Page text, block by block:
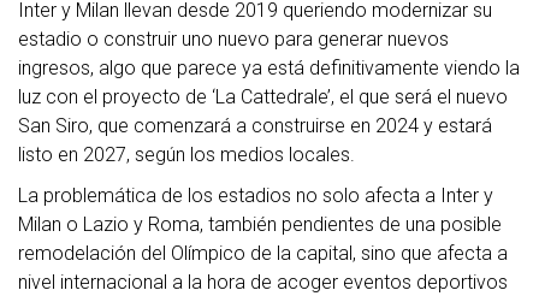
Inter y Milan llevan desde 2019 queriendo modernizar su
estadio o construir uno nuevo para generar nuevos
ingresos, algo que parece ya está definitivamente viendo la
luz con el proyecto de ‘La Cattedrale’, el que será el nuevo
San Siro, que comenzará a construirse en 2024 y estará
listo en 2027, según los medios locales.
La problemática de los estadios no solo afecta a Inter y
Milan o Lazio y Roma, también pendientes de una posible
remodelación del Olímpico de la capital, sino que afecta a
nivel internacional a la hora de acoger eventos deportivos